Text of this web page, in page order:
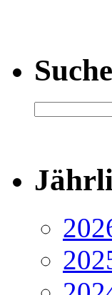
Suche